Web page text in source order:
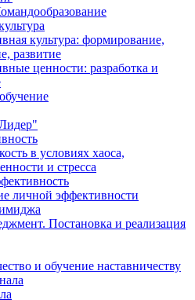
культура: формирование,
развитие
ценности: разработка и
в условиях хаоса,
и стресса
личной эффективности
Постановка и реализация
и обучение наставничеству